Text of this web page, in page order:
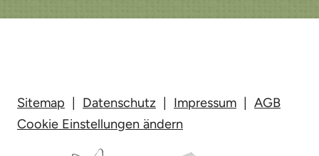
Sitemap Datenschutz Impressum
AGB
Cookie Einstellungen ändern